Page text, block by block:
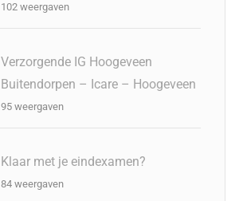
102 weergaven
Verzorgende IG Hoogeveen
Buitendorpen – Icare – Hoogeveen
95 weergaven
Klaar met je eindexamen?
84 weergaven